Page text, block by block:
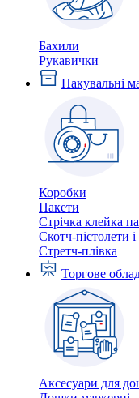
Бахили
Рукавички
Пакувальні
Коробки
Пакети
Стрічка клейка
Скотч-пістолети
Стретч-плівка
Торгове
Аксесуари для